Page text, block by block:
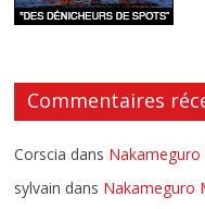
Commentaires
Corscia dans Nakameguro
sylvain dans Nakameguro